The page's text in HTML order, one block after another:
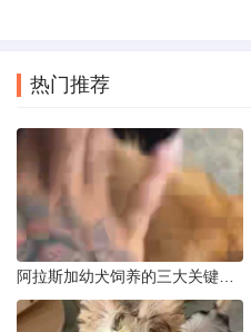
热门推荐